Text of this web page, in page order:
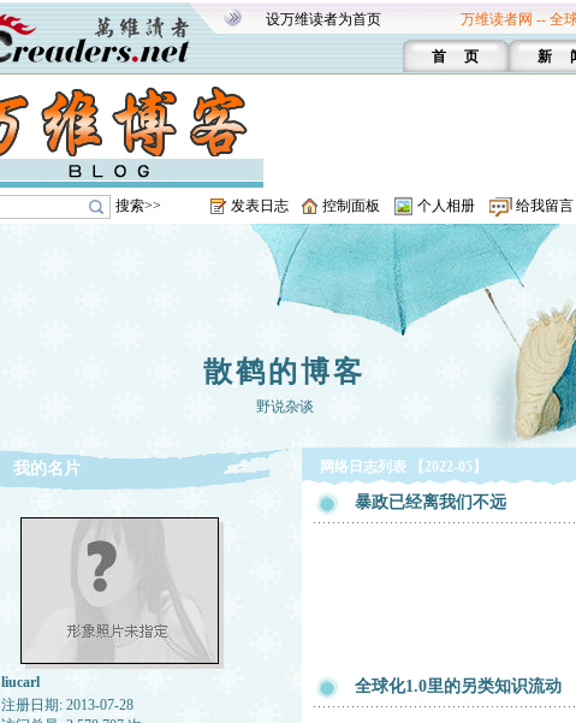
设万维读者为首页 万维读者网 -- 全
首 页 新
搜索>> 发表日志 控制面板 个人相册 给我留言
散鹤的博客
野说杂谈
我的名片
liucarl
注册日期: 2013-07-28
网络日志列表 【2022-05】
暴政已经离我们不远
全球化1.0里的另类知识流动